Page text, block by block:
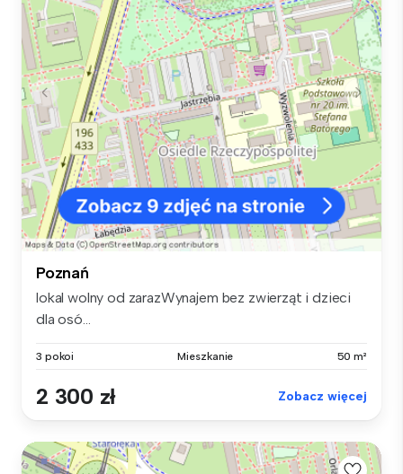
Poznań
lokal wolny od zarazWynajem bez zwierząt i dzieci
dla osó...
3 pokoi Mieszkanie 50 m²
2 300 zł Zobacz więcej